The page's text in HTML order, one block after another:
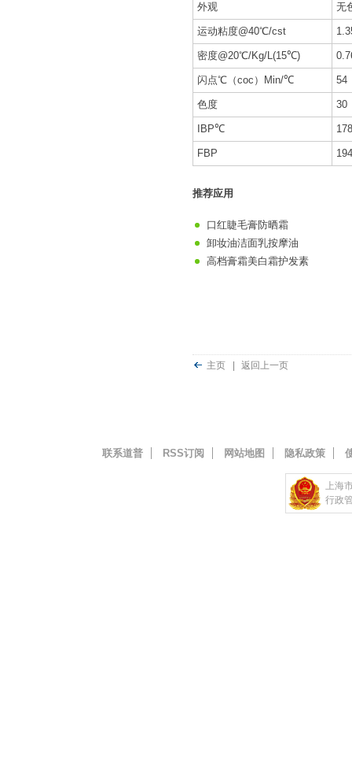
外观 无
运动粘度@40℃/cst
密度@20℃/Kg/L(15℃)
闪点℃（coc）Min/℃ 54
色度 30
IBP℃ 178
FBP 194
推荐应用
口红睫毛膏防晒霜
卸妆油洁面乳按摩油
高档膏霜美白霜护发素
主页 返回上一页
联系道普 RSS订阅 网站地图 隐私政策
上海
行政